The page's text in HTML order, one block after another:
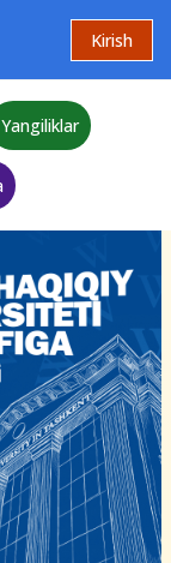
Kirish
Yangiliklar